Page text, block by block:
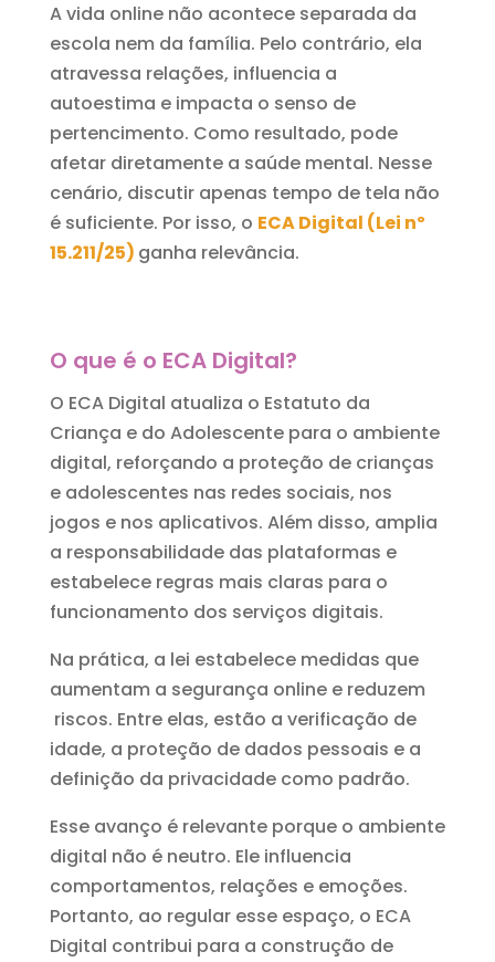
A vida online não acontece separada da
escola nem da família. Pelo contrário, ela
atravessa relações, influencia a
autoestima e impacta o senso de
pertencimento. Como resultado, pode
afetar diretamente a saúde mental. Nesse
cenário, discutir apenas tempo de tela não
é suficiente. Por isso, o ECA Digital (Lei nº
15.211/25) ganha relevância.
O que é o ECA Digital?
O ECA Digital atualiza o Estatuto da
Criança e do Adolescente para o ambiente
digital, reforçando a proteção de crianças
e adolescentes nas redes sociais, nos
jogos e nos aplicativos. Além disso, amplia
a responsabilidade das plataformas e
estabelece regras mais claras para o
funcionamento dos serviços digitais.
Na prática, a lei estabelece medidas que
aumentam a segurança online e reduzem
riscos. Entre elas, estão a verificação de
idade, a proteção de dados pessoais e a
definição da privacidade como padrão.
Esse avanço é relevante porque o ambiente
digital não é neutro. Ele influencia
comportamentos, relações e emoções.
Portanto, ao regular esse espaço, o ECA
Digital contribui para a construção de